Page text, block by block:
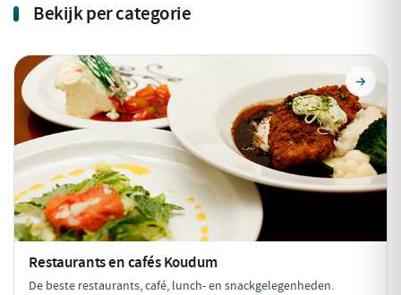
Bekijk per categorie
Restaurants en cafésKoudum
De beste restaurants, café, lunch- en snackgelegenheden.